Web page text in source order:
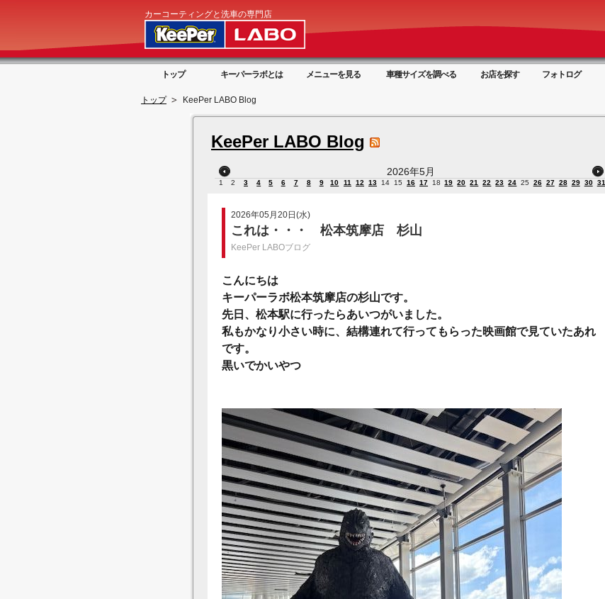
カーコーティングと洗車の専門店
トップ キーパーラボとは メニューを見る 車種サイズを調べる お店を探す フォトログ
トップ KeePer LABO Blog
KeePer LABO Blog
2026年5月
1 2 3 4 5 6 7 8 9 10 11 12 13 14 15 16 17 18 19 20 21 22 23 24 25 26 27 28 29 30 31
2026年05月20日(水)
これは・・・ 松本筑摩店 杉山
KeePer LABOブログ
こんにちは
キーパーラボ松本筑摩店の杉山です。
先日、松本駅に行ったらあいつがいました。
私もかなり小さい時に、結構連れて行ってもらった映画館で見ていたあれ
です。
黒いでかいやつ